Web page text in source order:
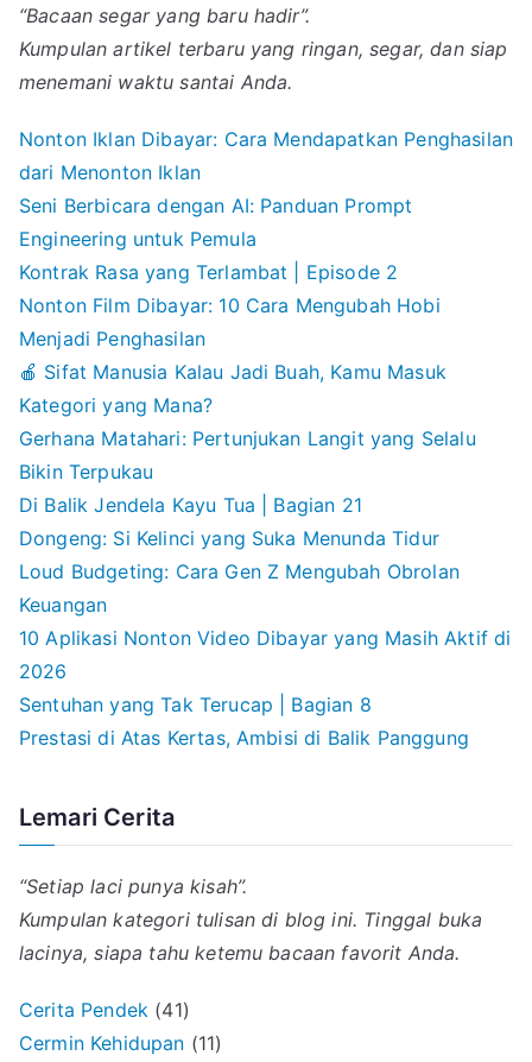
“Bacaan segar yang baru hadir”.
Kumpulan artikel terbaru yang ringan, segar, dan siap
menemani waktu santai Anda.
Nonton Iklan Dibayar: Cara Mendapatkan Penghasilan
dari Menonton Iklan
Seni Berbicara dengan AI: Panduan Prompt
Engineering untuk Pemula
Kontrak Rasa yang Terlambat | Episode 2
Nonton Film Dibayar: 10 Cara Mengubah Hobi
Menjadi Penghasilan
🍎 Sifat Manusia Kalau Jadi Buah, Kamu Masuk
Kategori yang Mana?
Gerhana Matahari: Pertunjukan Langit yang Selalu
Bikin Terpukau
Di Balik Jendela Kayu Tua | Bagian 21
Dongeng: Si Kelinci yang Suka Menunda Tidur
Loud Budgeting: Cara Gen Z Mengubah Obrolan
Keuangan
10 Aplikasi Nonton Video Dibayar yang Masih Aktif di
2026
Sentuhan yang Tak Terucap | Bagian 8
Prestasi di Atas Kertas, Ambisi di Balik Panggung
Lemari Cerita
“Setiap laci punya kisah”.
Kumpulan kategori tulisan di blog ini. Tinggal buka
lacinya, siapa tahu ketemu bacaan favorit Anda.
Cerita Pendek (41)
Cermin Kehidupan (11)